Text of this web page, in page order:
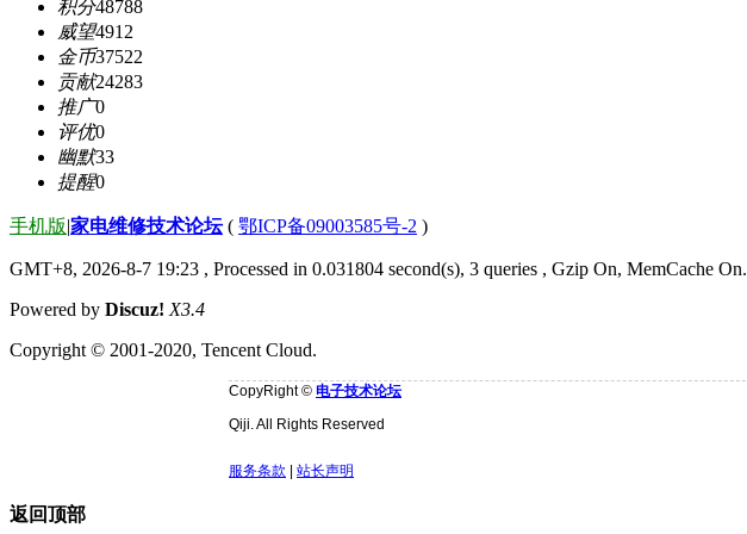
积分48788
威望4912
金币37522
贡献24283
推广0
评优0
幽默33
提醒0
手机版|家电维修技术论坛( 鄂ICP备09003585号-2 )
GMT+8, 2026-8-7 19:23 , Processed in 0.031804 second(s), 3 queries , Gzip On, MemCache On.
Powered by Discuz! X3.4
Copyright © 2001-2020, Tencent Cloud.
CopyRight © 电子技术论坛
Qiji. All Rights Reserved
服务条款 | 站长声明
返回顶部